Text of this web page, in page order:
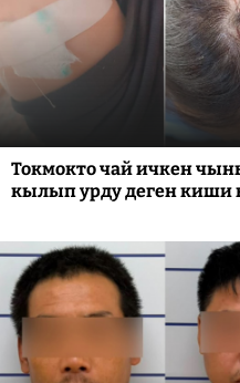
Токмокто чай ичкен
кылып урду деген киши